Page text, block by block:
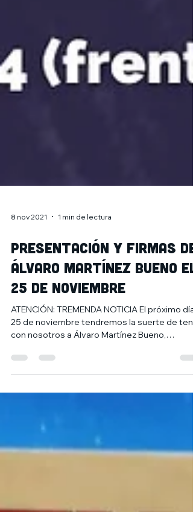
1 min de lectura
Presentación y firmas de
Álvaro Martínez Bueno el
25 de noviembre
ATENCIÓN: TREMENDA NOTICIA El próximo día
con nosotros a Álvaro Martínez Bueno,
dibujante de...